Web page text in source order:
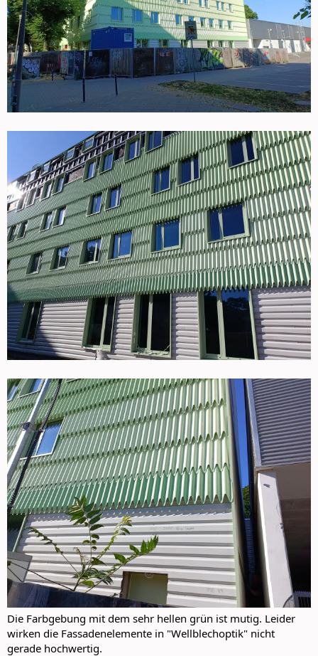
Die Farbgebung mit dem sehr hellen grün ist mutig. Leider
wirken die Fassadenelemente in "Wellblechoptik" nicht
gerade hochwertig.